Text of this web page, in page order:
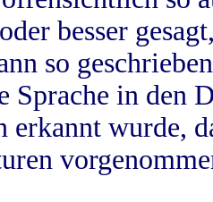
besser
so
Sprache in
erkannt wurde,